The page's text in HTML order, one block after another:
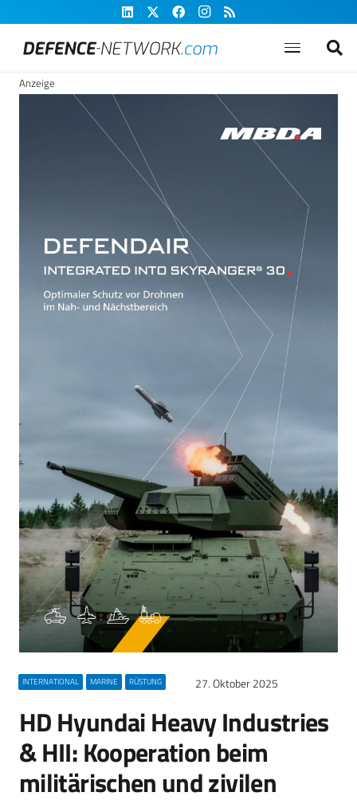
Anzeige
INTERNATIONAL MARINE RÜSTUNG 27. Oktober 2025
HD Hyundai Heavy Industries
& HII: Kooperation beim
militärischen und zivilen